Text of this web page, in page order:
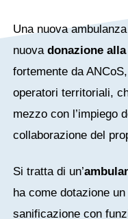
Una nuova
nuova donazione
fortemente da
operatori territoriali,
mezzo con l’impiego
collaborazione del
Si tratta di un’
ha come dotazione
sanificazione con